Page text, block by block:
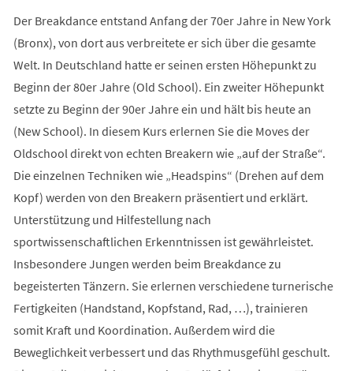
Der Breakdance entstand Anfang der 70er Jahre in New York
(Bronx), von dort aus verbreitete er sich über die gesamte
Welt. In Deutschland hatte er seinen ersten Höhepunkt zu
Beginn der 80er Jahre (Old School). Ein zweiter Höhepunkt
setzte zu Beginn der 90er Jahre ein und hält bis heute an
(New School). In diesem Kurs erlernen Sie die Moves der
Oldschool direkt von echten Breakern wie „auf der Straße“.
Die einzelnen Techniken wie „Headspins“ (Drehen auf dem
Kopf) werden von den Breakern präsentiert und erklärt.
Unterstützung und Hilfestellung nach
sportwissenschaftlichen Erkenntnissen ist gewährleistet.
Insbesondere Jungen werden beim Breakdance zu
begeisterten Tänzern. Sie erlernen verschiedene turnerische
Fertigkeiten (Handstand, Kopfstand, Rad, …), trainieren
somit Kraft und Koordination. Außerdem wird die
Beweglichkeit verbessert und das Rhythmusgefühl geschult.